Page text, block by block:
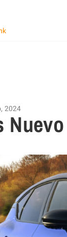
2024